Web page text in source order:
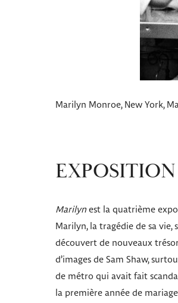
Marilyn Monroe, New York,
Marilynest la quatrième
Marilyn, la tragédie de sa vie,
découvert de nouveaux
d’images de Sam Shaw,
de métro qui avait fait
la première année de